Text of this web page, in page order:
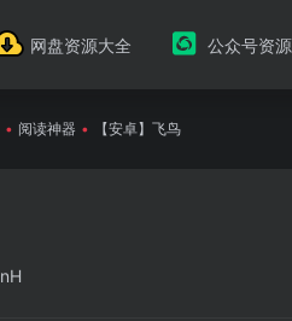
网盘资源大全 公众号资
• 阅读神器 • 【安卓】飞鸟